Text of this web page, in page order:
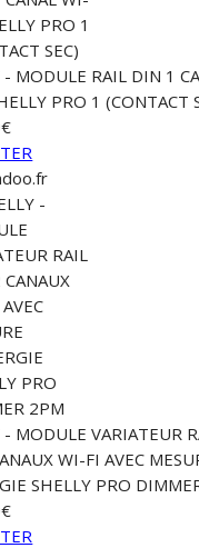
- MODULE RAIL DIN 1
PRO 1 (CONTACT
- MODULE VARIATEUR
WI-FI AVEC
SHELLY PRO